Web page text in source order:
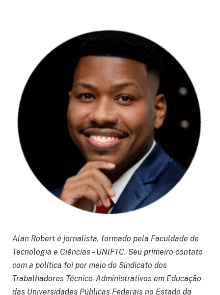
Alan Robert é jornalista, formado pela Faculdade de
Tecnologia e Ciências – UNIFTC. Seu primeiro contato
com a política foi por meio do Sindicato dos
Trabalhadores Técnico-Administrativos em Educação
das Universidades Públicas Federais no Estado da